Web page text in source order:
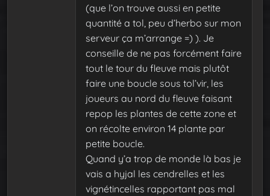
(que l’on trouve aussi en petite
quantité a tol, peu d’herbo sur mon
serveur ça m’arrange =) ). Je
conseille de ne pas forcément faire
tout le tour du fleuve mais plutôt
faire une boucle sous tol’vir, les
joueurs au nord du fleuve faisant
repop les plantes de cette zone et
on récolte environ 14 plante par
petite boucle.
Quand y’a trop de monde là bas je
vais a hyjal les cendrelles et les
vignétincelles rapportant pas mal